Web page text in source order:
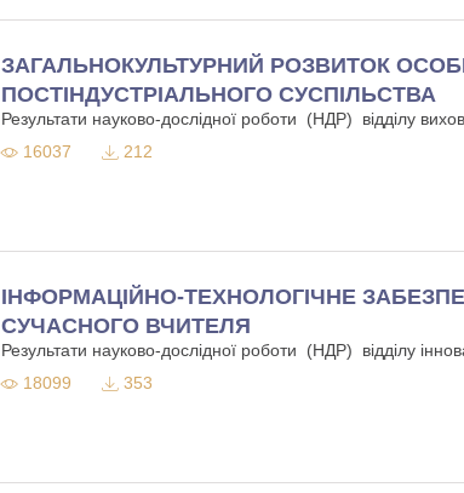
ЗАГАЛЬНОКУЛЬТУРНИЙ РОЗВИТОК
ПОСТІНДУСТРІАЛЬНОГО СУСПІЛЬСТВА
Результати науково-дослідної роботи (НДР) відділу
16037
212
ІНФОРМАЦІЙНО-ТЕХНОЛОГІЧНЕ
СУЧАСНОГО ВЧИТЕЛЯ
Результати науково-дослідної роботи (НДР) відділу
18099
353